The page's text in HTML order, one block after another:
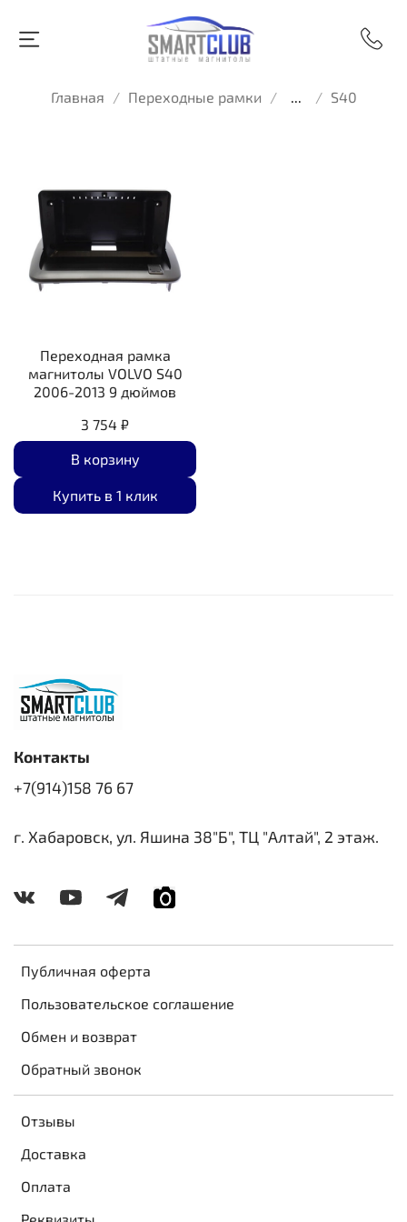
Главная Переходные рамки ... S40
Переходная рамка
магнитолы VOLVO S40
2006-2013 9 дюймов
3 754 ₽
В корзину
Купить в 1 клик
Публичная оферта
Пользовательское соглашение
Обмен и возврат
Обратный звонок
Отзывы
Доставка
Оплата
Контакты
+7(914)158 76 67
г. Хабаровск, ул. Яшина 38"Б", ТЦ "Алтай", 2 этаж.